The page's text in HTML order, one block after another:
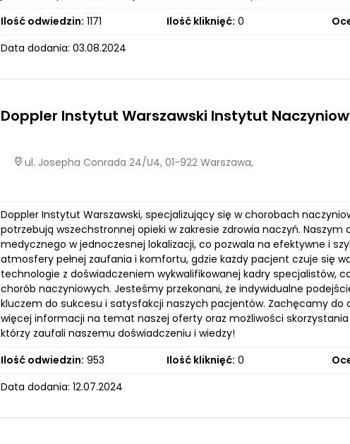
Ilość odwiedzin: 1171 Ilość kliknięć: 0
Data dodania: 03.08.2024
Doppler Instytut Warszawski Instytut
ul. Josepha Conrada 24/U4, 01-922 Warszawa,
Doppler Instytut Warszawski, specjalizujący się w chorobach
potrzebują wszechstronnej opieki w zakresie zdrowia naczyń.
medycznego w jednoczesnej lokalizacji, co pozwala na efektywne i
atmosfery pełnej zaufania i komfortu, gdzie każdy pacjent czuje się
technologie z doświadczeniem wykwalifikowanej kadry specjalistów,
chorób naczyniowych. Jesteśmy przekonani, że indywidualne
kluczem do sukcesu i satysfakcji naszych pacjentów. Zachęcamy do
więcej informacji na temat naszej oferty oraz możliwości
którzy zaufali naszemu doświadczeniu i wiedzy!
Ilość odwiedzin: 953 Ilość kliknięć: 0
Data dodania: 12.07.2024